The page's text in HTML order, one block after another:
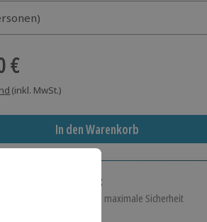
€
(inkl. MwSt.)
In den Warenkorb
richtige Geschenk:
volle Flexibilität und maximale Sicherheit